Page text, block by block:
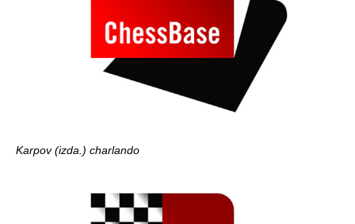
Karpov (izda.) charlando